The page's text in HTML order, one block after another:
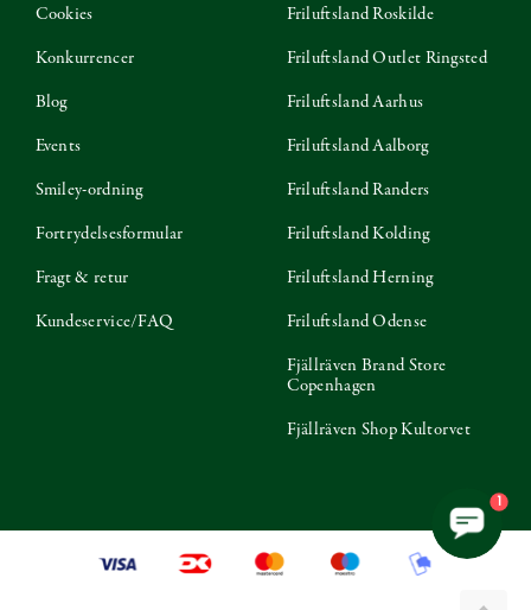
Cookies
Konkurrencer
Blog
Events
Smiley-ordning
Fortrydelsesformular
Fragt & retur
Kundeservice/FAQ
Friluftsland Roskilde
Friluftsland Outlet Ringsted
Friluftsland Aarhus
Friluftsland Aalborg
Friluftsland Randers
Friluftsland Kolding
Friluftsland Herning
Friluftsland Odense
Fjällräven Brand Store
Copenhagen
Fjällräven Shop Kultorvet
1